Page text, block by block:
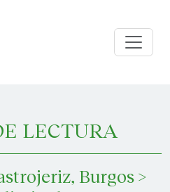
LECTURA
Burgos >